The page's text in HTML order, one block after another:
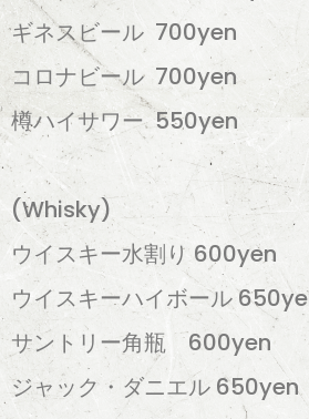
ギネスビール 700yen
コロナビール 700yen
樽ハイサワー 550yen
(Whisky)
ウイスキー水割り 600yen
ウイスキーハイボール
サントリー角瓶 600yen
ジャック・ダニエル 650yen